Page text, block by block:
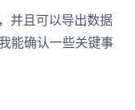
并且可以导出数据
能确认一些关键事